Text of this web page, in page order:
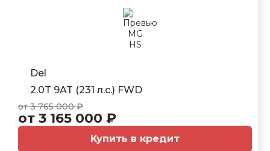
Del
2.0T 9AT (231 л.с.) FWD
от 3 765 000 ₽
от 3 165 000 ₽
Купить в кредит